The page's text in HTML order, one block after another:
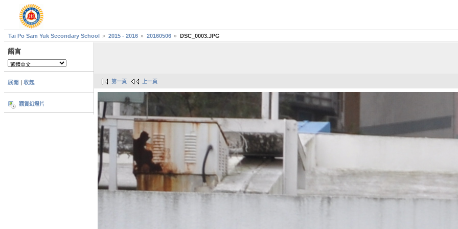
Tai Po Sam Yuk Secondary School 2015 - 2016 20160506 DSC_0003.JPG
語言
展開 | 收起
觀賞幻燈片
第一頁 上一頁